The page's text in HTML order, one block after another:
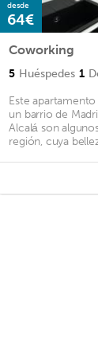
desde
64€
Coworking
5 Huéspedes 1
Este apartamento
un barrio de
Alcalá son
región, cuya